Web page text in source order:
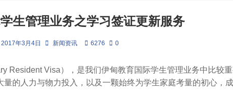
生管理业务之学习签证更新服务
2017年3月4日 新闻资讯 6276 0
Resident Visa），是我们伊甸教育国际学生管理业务中比较
的人力与物力投入，以及一颗始终为学生家庭考量的初心，